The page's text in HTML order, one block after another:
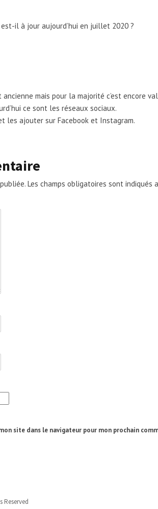
il à jour aujourd’hui en juillet 2020 ?
ancienne mais pour la majorité c’est encore
ce sont les réseaux sociaux.
les ajouter sur Facebook et Instagram.
Les champs obligatoires sont indiqués
site dans le navigateur pour mon prochain
Reserved